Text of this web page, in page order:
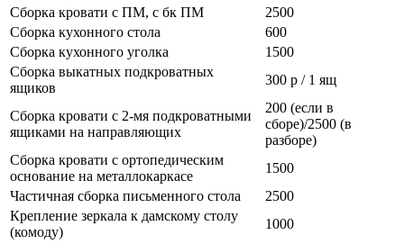
Сборка кровати с ПМ, с бк ПМ
2500
Сборка кухонного стола
600
Сборка кухонного уголка
1500
Сборка выкатных подкроватных
ящиков
300 р / 1 ящ
Сборка кровати с 2-мя подкроватными
ящиками на направляющих
200 (если в
сборе)/2500 (в
разборе)
Сборка кровати с ортопедическим
основание на металлокаркасе
1500
Частичная сборка письменного стола
2500
Крепление зеркала к дамскому столу
(комоду)
1000